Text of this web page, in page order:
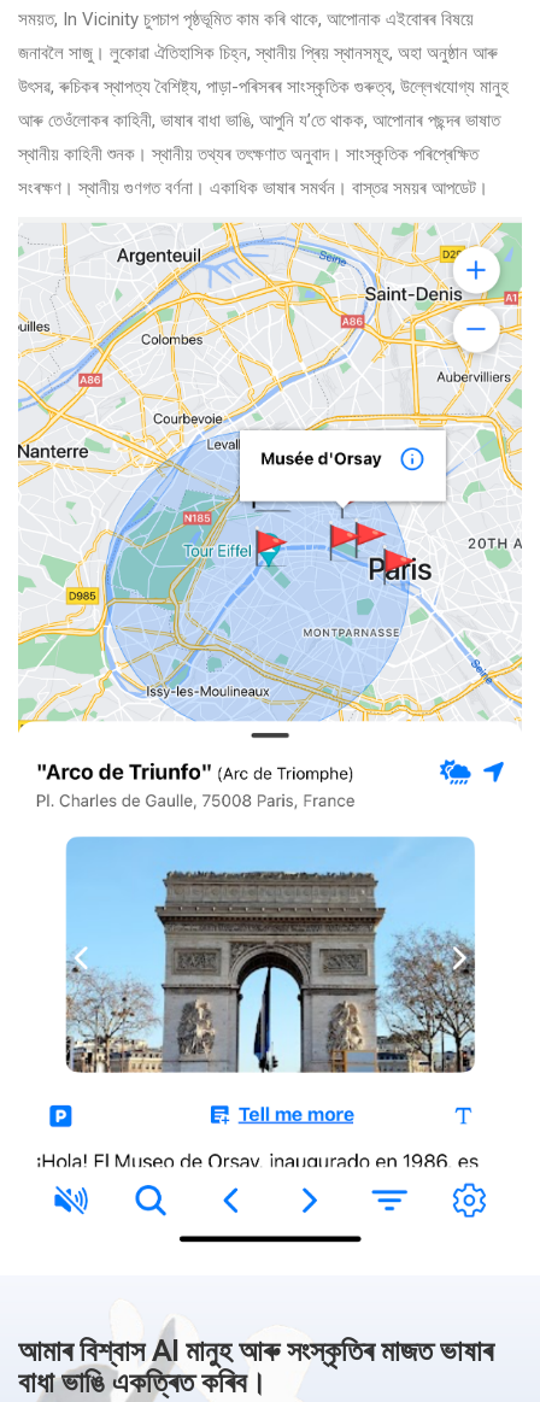
সময়ত, In Vicinity চুপচাপ পৃষ্ঠভূমিত কাম কৰি থাকে, আপোনাক এইবোৰৰ বিষয়ে
জনাবলৈ সাজু। লুকোৱা ঐতিহাসিক চিহ্ন, স্থানীয় প্ৰিয় স্থানসমূহ, অহা অনুষ্ঠান আৰু
উৎসৱ, ৰুচিকৰ স্থাপত্য বৈশিষ্ট্য, পাড়া-পৰিসৰৰ সাংস্কৃতিক গুৰুত্ব, উল্লেখযোগ্য মানুহ
আৰু তেওঁলোকৰ কাহিনী, ভাষাৰ বাধা ভাঙি, আপুনি য’তে থাকক, আপোনাৰ পছন্দৰ ভাষাত
স্থানীয় কাহিনী শুনক। স্থানীয় তথ্যৰ তৎক্ষণাত অনুবাদ। সাংস্কৃতিক পৰিপ্ৰেক্ষিত
সংৰক্ষণ। স্থানীয় গুণগত বৰ্ণনা। একাধিক ভাষাৰ সমৰ্থন। বাস্তৱ সময়ৰ আপডেট।
আমাৰ বিশ্বাস AI মানুহ আৰু সংস্কৃতিৰ মাজত ভাষাৰ
বাধা ভাঙি একত্ৰিত কৰিব।